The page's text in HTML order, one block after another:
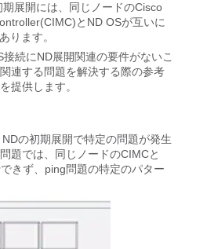
展開には、同じノードのCisco
とND OSが互いに
ります。
続にND展開関連の要件がないこ
連する問題を解決する際の参考
提供します。
の初期展開で特定の問題が発生
題では、同じノードのCIMCと
きず、ping問題の特定のパター